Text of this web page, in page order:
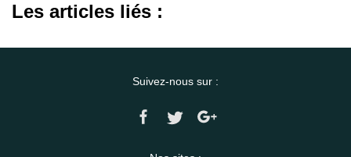
Les articles liés :
Suivez-nous sur :